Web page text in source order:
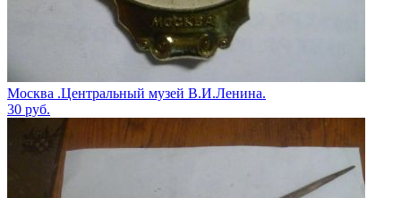
Москва .Центральный музей В.И.Ленина.
30 руб.